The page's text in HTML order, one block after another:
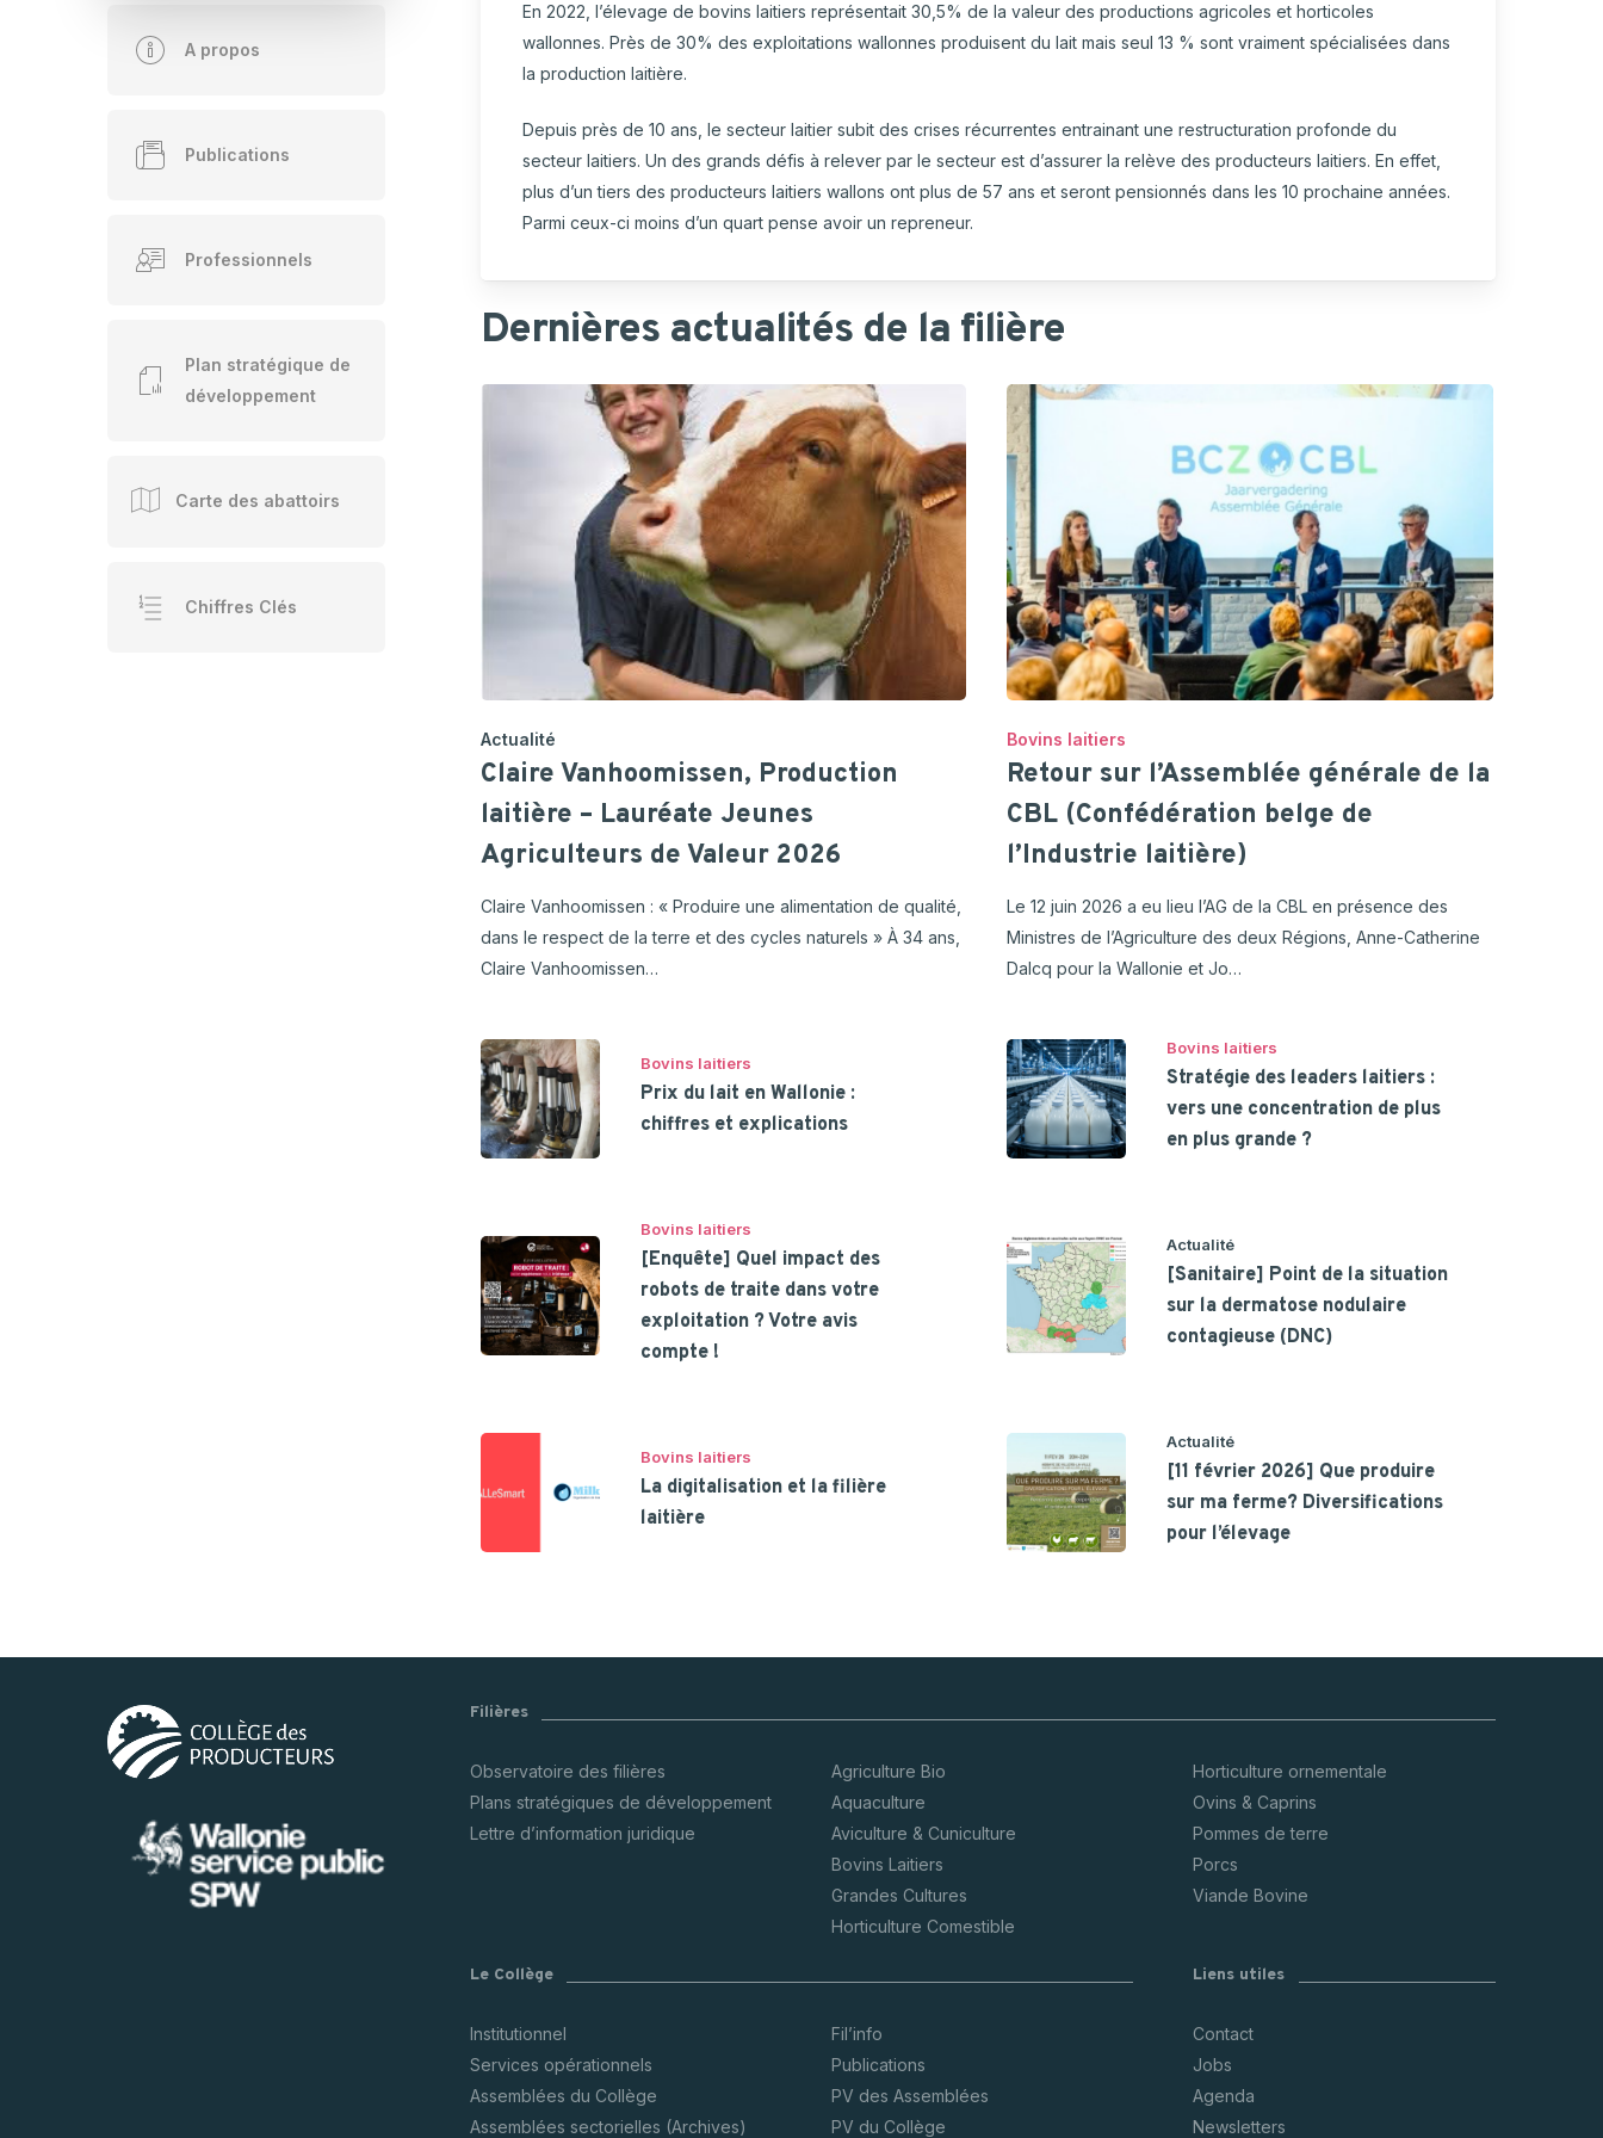
Horticulture Ornementale
Ovins & Caprins
Porcs
CARTOGRAPHIE DES PISCICULTURES
WALLONNES
CARTOGRAPHIE DES ABATTOIRS DE
WALLONIE
CARTOGRAPHIE DES MEUNERIES
A propos
Publications
Professionnels
Plan stratégique de
développement
Carte des abattoirs
Chiffres Clés
En 2022, l’élevage de bovins laitiers représentait 30,5% de la valeur des productions agricoles et horticoles
wallonnes. Près de 30% des exploitations wallonnes produisent du lait mais seul 13 % sont vraiment spécialisées dans
la production laitière.
Depuis près de 10 ans, le secteur laitier subit des crises récurrentes entrainant une restructuration profonde du
secteur laitiers. Un des grands défis à relever par le secteur est d’assurer la relève des producteurs laitiers. En effet,
plus d’un tiers des producteurs laitiers wallons ont plus de 57 ans et seront pensionnés dans les 10 prochaine années.
Parmi ceux-ci moins d’un quart pense avoir un repreneur.
Dernières actualités de la filière
Actualité
Claire Vanhoomissen, Production
laitière – Lauréate Jeunes
Agriculteurs de Valeur 2026
Claire Vanhoomissen : « Produire une alimentation de qualité,
dans le respect de la terre et des cycles naturels » À 34 ans,
Claire Vanhoomissen…
Bovins laitiers
Retour sur l’Assemblée générale de la
CBL (Confédération belge de
l’Industrie laitière)
Le 12 juin 2026 a eu lieu l’AG de la CBL en présence des
Ministres de l’Agriculture des deux Régions, Anne-Catherine
Dalcq pour la Wallonie et Jo…
Bovins laitiers
Prix du lait en Wallonie :
chiffres et explications
Bovins laitiers
Stratégie des leaders laitiers :
vers une concentration de plus
en plus grande ?
Bovins laitiers
[Enquête] Quel impact des
robots de traite dans votre
exploitation ? Votre avis
compte !
Actualité
[Sanitaire] Point de la situation
sur la dermatose nodulaire
contagieuse (DNC)
Bovins laitiers
La digitalisation et la filière
laitière
Actualité
[11 février 2026] Que produire
sur ma ferme? Diversifications
pour l’élevage
Filières
Observatoire des filières
Plans stratégiques de développement
Lettre d’information juridique
Agriculture Bio
Aquaculture
Aviculture & Cuniculture
Bovins Laitiers
Grandes Cultures
Horticulture Comestible
Horticulture ornementale
Ovins & Caprins
Pommes de terre
Porcs
Viande Bovine
Le Collège Liens utiles
Institutionnel
Services opérationnels
Assemblées du Collège
Assemblées sectorielles (Archives)
Fil’info
Publications
PV des Assemblées
PV du Collège
Contact
Jobs
Agenda
Newsletters